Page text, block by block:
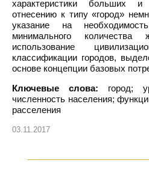
характеристики больших
отнесению к типу «город»
указание на
минимального
использование
классификации городов,
основе концепции базовых
Ключевые слова: город;
численность населения;
расселения
03.11.2017